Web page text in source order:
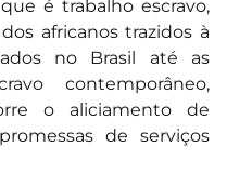
é trabalho escravo,
africanos trazidos à
no Brasil até as
contemporâneo,
o aliciamento de
de serviços